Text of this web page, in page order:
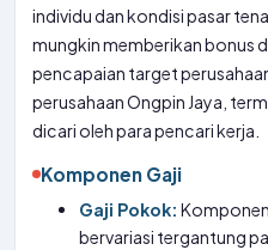
individu dan kondisi pasar
mungkin memberikan bonus
pencapaian target
perusahaan Ongpin Jaya,
dicari oleh para pencari kerja.
Komponen Gaji
Gaji Pokok:
bervariasi tergantung